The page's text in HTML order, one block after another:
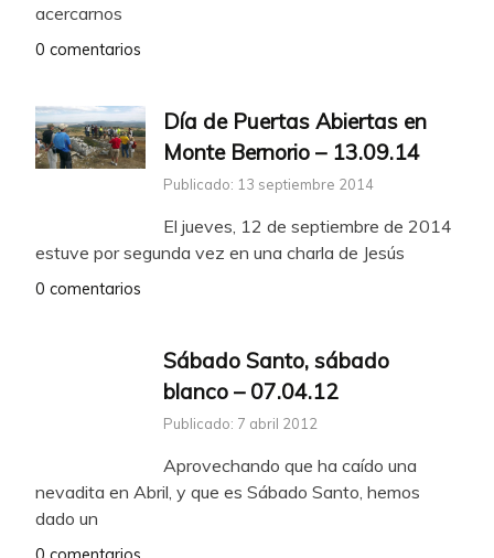
acercarnos
0 comentarios
Día de Puertas Abiertas en
Monte Bernorio – 13.09.14
Publicado: 13 septiembre 2014
El jueves, 12 de septiembre de 2014
estuve por segunda vez en una charla de Jesús
0 comentarios
Sábado Santo, sábado
blanco – 07.04.12
Publicado: 7 abril 2012
Aprovechando que ha caído una
nevadita en Abril, y que es Sábado Santo, hemos
dado un